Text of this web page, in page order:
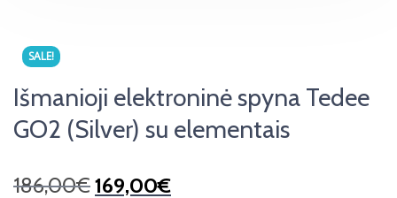
SALE!
Išmanioji elektroninė spyna Tedee
GO2 (Silver) su elementais
186,00€169,00€